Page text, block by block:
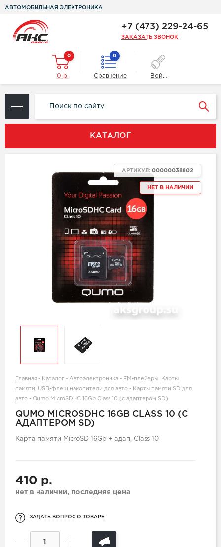
АВТОМОБИЛЬНАЯ ЭЛЕКТРОНИКА
+7 (473) 229-24-65
ЗАКАЗАТЬ ЗВОНОК
0
0 р.
0
Сравнение Войти
КАТАЛОГ
НЕТ В НАЛИЧИИ
АРТИКУЛ: 00000038802
Главная - Каталог - Автоэлектроника - FM-плейеры, Карты
памяти, USB-флеш накопители для авто - Карты памяти SD для
авто - Qumo MicroSDHC 16Gb Class 10 (с адаптером SD)
QUMO MICROSDHC 16GB CLASS 10 (С
АДАПТЕРОМ SD)
Карта памяти MicroSD 16Gb + адап, Class 10
410 р.
нет в наличии, последняя цена
ЗАДАТЬ ВОПРОС О ТОВАРЕ